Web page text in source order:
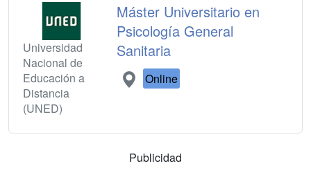
Universidad
Nacional de
Educación a
Distancia
(UNED)
Máster Universitario en
Psicología General
Sanitaria
Online
Publicidad